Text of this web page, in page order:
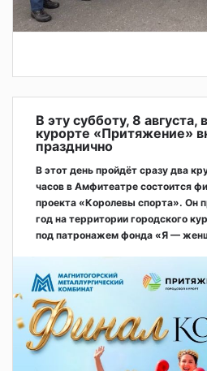
В эту субботу, 8 августа,
курорте «Притяжение»
празднично
В этот день пройдёт сразу два
часов в Амфитеатре состоится
проекта «Королевы спорта». Он
год на территории городского
под патронажем фонда «Я —